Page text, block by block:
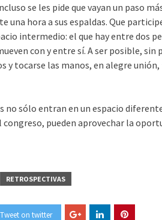
se les pide que vayan un paso
una hora a sus espaldas. Que
intermedio: el que hay entre dos
con y entre sí. A ser posible,
y tocarse las manos, en alegre
no sólo entran en un espacio
pueden aprovechar la
RETROSPECTIVAS
Tweet on twitter